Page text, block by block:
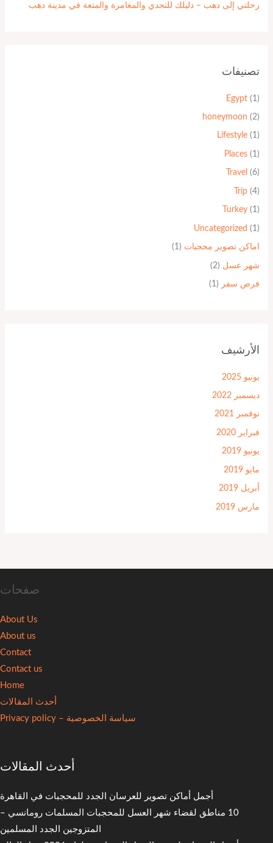
رحلتي إلى دهب – دليلك للتحدي والمغامرة والمتعة في مدينة دهب
تصنيفات
Egypt(1)
honeymoon (2)
Lifestyle(1)
Places(1)
Travel (6)
Trip(4)
Turkey(1)
Uncategorized (1)
اماكن تصوير محجبات (1)
شهر عسل (2)
فرص سفر (1)
الأرشيف
يونيو 2025
ديسمبر 2022
نوفمبر 2021
فبراير 2020
يونيو 2019
مايو 2019
أبريل 2019
مارس 2019
صفحات
About Us
About us
Contact
Contact us
Home
أحدث المقالات
سياسة الخصوصية – Privacy policy
أحدث المقالات
أجمل أماكن تصوير للعرسان الجدد للمحجبات في القاهرة
10 مناطق لقضاء شهر العسل للمحجبات المسلمات رومانسي –
المتزوجين الجدد المسلمين